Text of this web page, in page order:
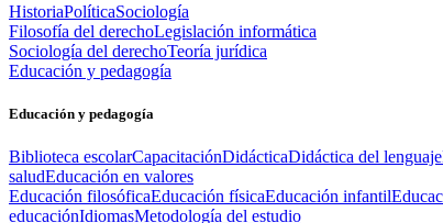
HistoriaPolíticaSociología
Filosofía del derechoLegislación informática
Sociología del derechoTeoría jurídica
Educación y pedagogía
Educación y pedagogía
Biblioteca escolarCapacitaciónDidácticaDidáctica del lenguaje
saludEducación en valores
Educación filosóficaEducación físicaEducación infantil
educaciónIdiomasMetodología del estudio